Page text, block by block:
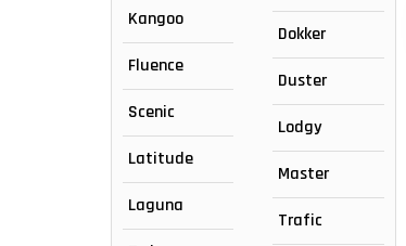
Kangoo
Fluence
Scenic
Latitude
Laguna
Dokker
Duster
Lodgy
Master
Trafic